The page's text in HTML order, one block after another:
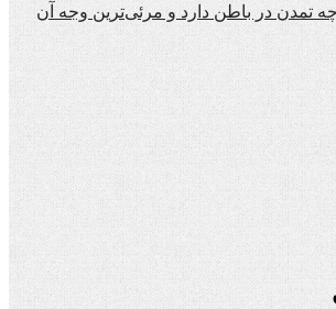
تمدن در باطن دارد و مرئی‌ترین وجه آن